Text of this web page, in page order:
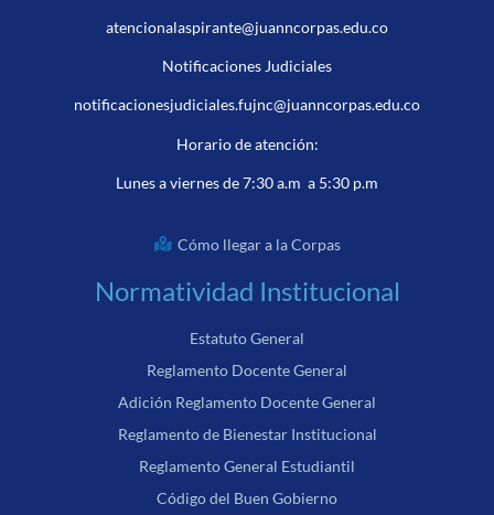
atencionalaspirante@juanncorpas.edu.co
Notificaciones Judiciales
notificacionesjudiciales.fujnc@juanncorpas.edu.co
Horario de atención:
Lunes a viernes de 7:30 a.m a 5:30 p.m
Cómo llegar a la Corpas
Normatividad Institucional
Estatuto General
Reglamento Docente General
Adición Reglamento Docente General
Reglamento de Bienestar Institucional
Reglamento General Estudiantil
Código del Buen Gobierno